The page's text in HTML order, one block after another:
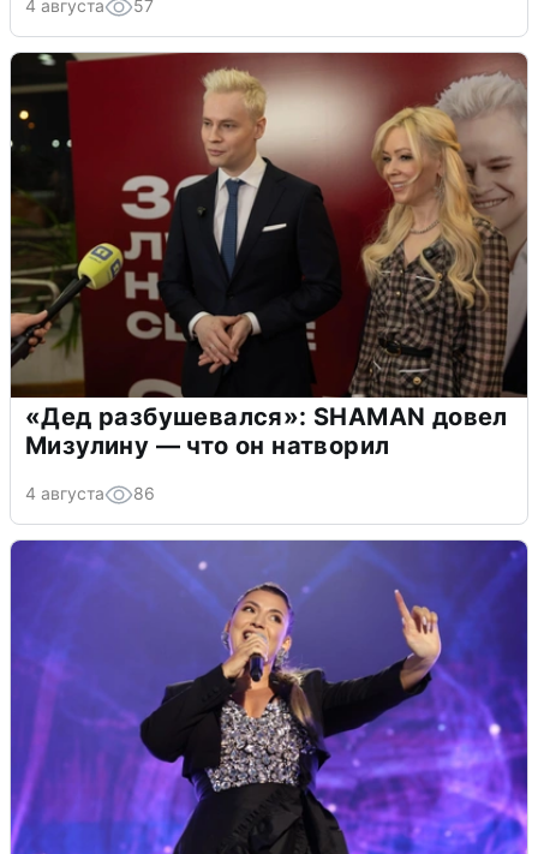
4 августа 57
«Дед разбушевался»: SHAMAN довел
Мизулину — что он натворил
4 августа 86